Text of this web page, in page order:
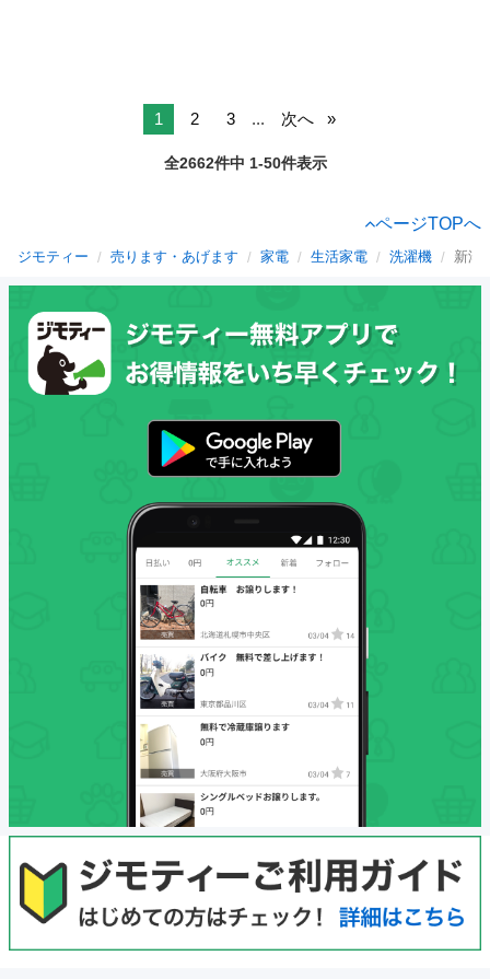
1 2 3 ... 次へ
全2662件中 1-50件表示
ページTOPへ
ジモティー 売ります・あげます 家電 生活家電 洗濯機 新潟